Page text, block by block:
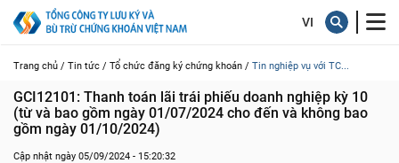
Trang chủ / Tin tức / Tổ chức đăng ký chứng khoán / Tin nghiệp vụ với TC...
GCI12101: Thanh toán lãi trái phiếu doanh nghiệp kỳ 10
(từ và bao gồm ngày 01/07/2024 cho đến và không bao
gồm ngày 01/10/2024)
Cập nhật ngày 05/09/2024 - 15:20:32